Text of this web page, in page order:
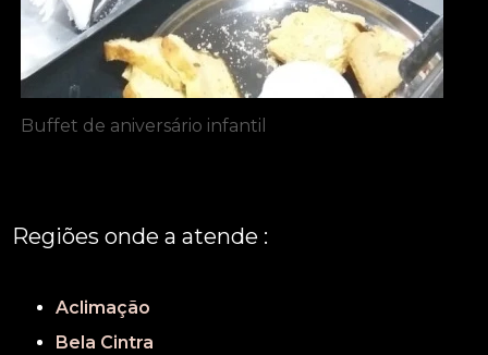
Buffet de aniversário infantil
Regiões onde a atende :
Aclimação
Bela Cintra